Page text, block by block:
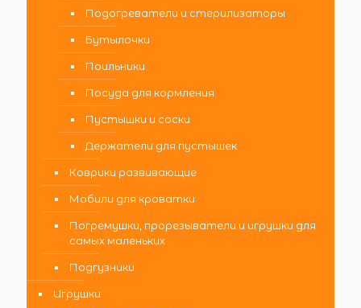
Подогреватели и стерилизаторы
Бутылочки
Поильники
Посуда для кормления
Пустышки и соски
Держатели для пустышек
Коврики развивающие
Мобили для кроватки
Погремушки, прорезыватели и игрушки для
самых маленьких
Подгузники
Игрушки